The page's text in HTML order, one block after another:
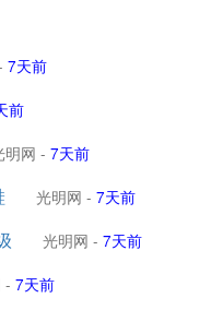
7天前
前
明网 - 7天前
光明网 - 7天前
光明网 - 7天前
- 7天前